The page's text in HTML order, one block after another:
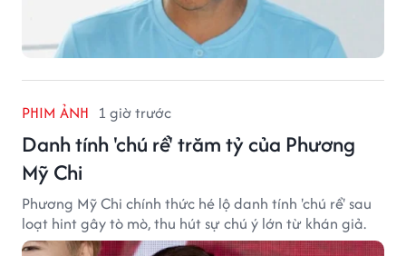
PHIM ẢNH 1 giờ trước
Danh tính 'chú rể' trăm tỷ của Phương
Mỹ Chi
Phương Mỹ Chi chính thức hé lộ danh tính 'chú rể' sau
loạt hint gây tò mò, thu hút sự chú ý lớn từ khán giả.